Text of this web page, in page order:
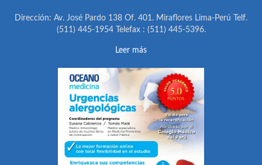
Dirección: Av. José Pardo 138 Of. 401. Miraflores Lima-Perú Telf.
(511) 445-1954 Telefax : (511) 445-5396.
Leer más